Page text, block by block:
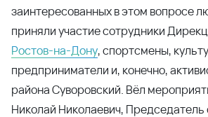
заинтересованных в этом вопросе
приняли участие сотрудники
Ростов-на-Дону, спортсмены,
предприниматели и, конечно,
района Суворовский. Вёл
Николай Николаевич, Председатель